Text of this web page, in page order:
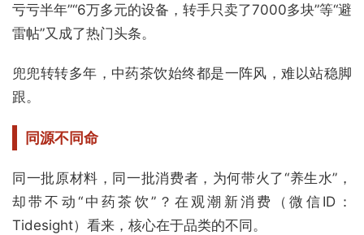
亏亏半年”“6万多元的设备，转手只卖了7000多块”等“避
雷帖”又成了热门头条。
兜兜转转多年，中药茶饮始终都是一阵风，难以站稳脚
跟。
同源不同命
同一批原材料，同一批消费者，为何带火了“养生水”，
却带不动“中药茶饮”？在观潮新消费（微信ID：
Tidesight）看来，核心在于品类的不同。